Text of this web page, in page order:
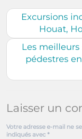
Excursions
Houat,
Les
pédestres
Laisser un
Votre adresse e-mail ne
indiqués avec *